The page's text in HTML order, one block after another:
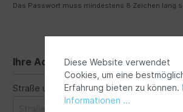
Das Passwort muss mindestens 8 Zeichen lang
Ihre Adresse
Straße und Hausnummer*
Diese Website verwendet
Cookies, um eine
Erfahrung bieten zu können.
Informationen ...